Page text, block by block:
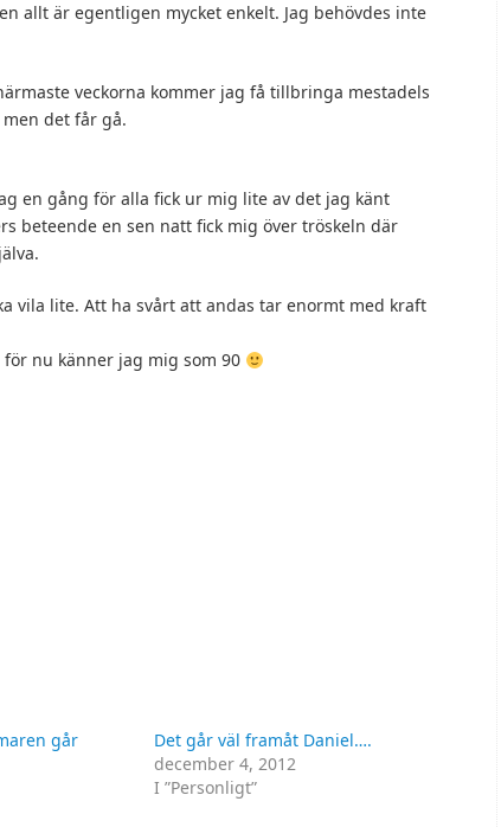
allt är egentligen mycket enkelt. Jag behövdes inte
veckorna kommer jag få tillbringa mestadels
det får gå.
en gång för alla fick ur mig lite av det jag känt
beteende en sen natt fick mig över tröskeln där
vila lite. Att ha svårt att andas tar enormt med kraft
nu känner jag mig som 90
går
Det går väl framåt Daniel….
december 4, 2012
I ”Personligt”